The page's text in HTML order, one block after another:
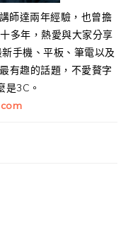
師達兩年經驗，也曾擔
多年，熱愛與大家分享
手機、平板、筆電以及
有趣的話題，不愛贅字
是3C。